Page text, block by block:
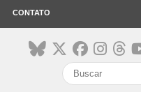
CONTATO